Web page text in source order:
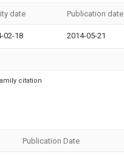
date Publication date
02-18 2014-05-21
citation
Publication Date